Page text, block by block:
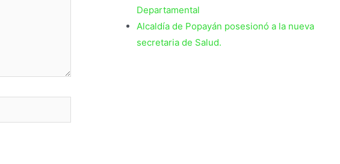
Departamental
Alcaldía de Popayán posesionó a la nueva
secretaria de Salud.